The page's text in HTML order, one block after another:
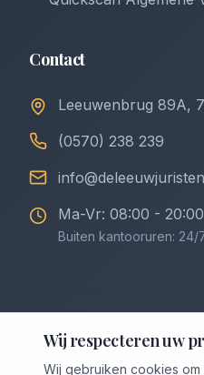
Contact
Leeuwenbrug 89A,
(0570) 238 239
Ma-Vr: 08:00 - 20:00
Buiten kantooruren:
2026
De Leeuw Incasso &
voorbehouden.
Wij respecteren uw
Wij gebruiken cookies om